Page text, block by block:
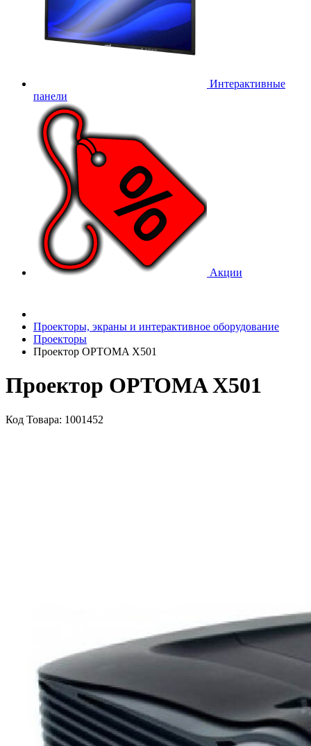
Интерактивные
панели
Акции
Проекторы, экраны и интерактивное оборудование
Проекторы
Проектор OPTOMA X501
Проектор OPTOMA X501
Код Товара: 1001452